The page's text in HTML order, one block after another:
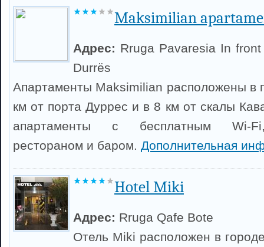
Maksimilian
Адрес: Rruga Pavaresia In
Durrës
Апартаменты Maksimilian расположены в
км от порта Дуррес и в 8 км от скалы
апартаменты с бесплатным Wi-
рестораном и баром. Дополнительная
Hotel Miki
Адрес: Rruga Qafe Bote
Отель Miki расположен в